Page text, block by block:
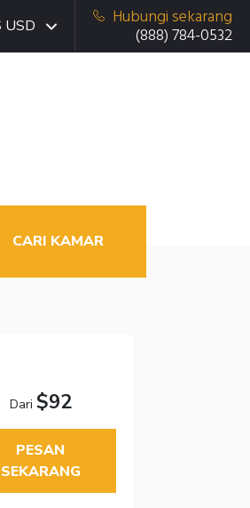
USD
Hubungi sekarang
(888) 784-0532
CARI KAMAR
Dari $92
PESAN
SEKARANG